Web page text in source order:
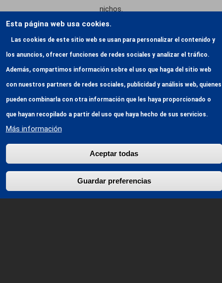
nichos.
Instalaciones: Se han aplicado mejoras a la pintura de las
fachadas y se han realizado mejoras de jardinería.
Certificados
Ver más
Esta página web usa cookies.
Las cookies de este sitio web se usan para personalizar el contenido y
los anuncios, ofrecer funciones de redes sociales y analizar el tráfico.
Además, compartimos información sobre el uso que haga del sitio web
con nuestros partners de redes sociales, publicidad y análisis web, quienes
pueden combinarla con otra información que les haya proporcionado o
que hayan recopilado a partir del uso que haya hecho de sus servicios.
Más información
Guardar preferencias
Aceptar todas
Revocar consentimiento